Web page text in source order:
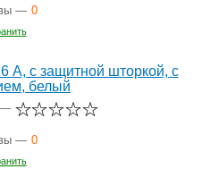
— 0
А, с защитной шторкой, с
белый
—
— 0